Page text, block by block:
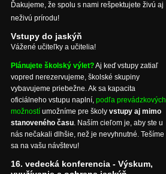
Ďakujeme, že spolu s nami rešpektujete živú aj
neživú prírodu!
Vstupy do jaskýň
Vážené učiteľky a učitelia!
Plánujete školský výlet?Aj keď vstupy zatiaľ
vopred nerezervujeme, školské skupiny
vybavujeme priebežne. Ak sa kapacita
oficiálneho vstupu naplní, podľa prevádzkových
možností umožníme pre školy vstupy aj mimo
stanoveného času. Naším cieľom je, aby ste u
nás nečakali dlhšie, než je nevyhnutné. Tešíme
sa na vašu návštevu!
16. vedecká konferencia - Výskum,